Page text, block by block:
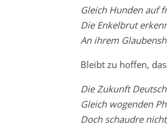
Gleich Hunden auf
Die Enkelbrut
An ihrem
Bleibt zu hoffen,
Die Zukunft
Gleich wogenden
Doch schaudre